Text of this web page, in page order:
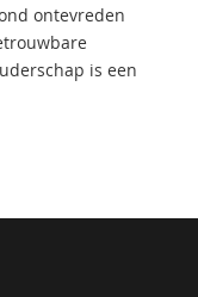
ontevreden
is een